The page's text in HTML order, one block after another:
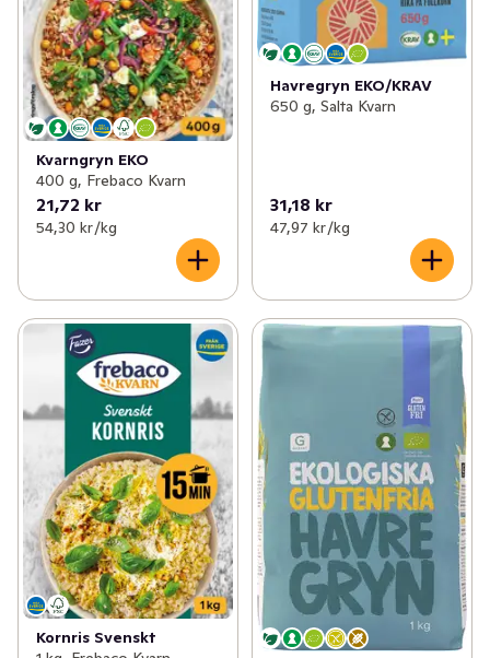
Kvarngryn EKO
400 g, Frebaco Kvarn
21,72 kr
54,30 kr /kg
Havregryn EKO/KRAV
650 g, Salta Kvarn
31,18 kr
47,97 kr /kg
Kornris Svenskt